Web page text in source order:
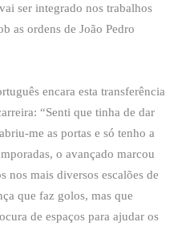
ser integrado nos trabalhos
as ordens de João Pedro
encara esta transferência
“Senti que tinha de dar
me as portas e só tenho a
o avançado marcou
nos mais diversos escalões de
que faz golos, mas que
de espaços para ajudar os